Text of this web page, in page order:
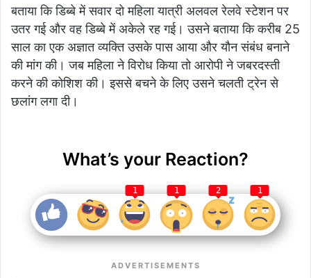
बताया कि डिब्बे में सवार दो महिला यात्री अलवल रेलवे स्टेशन पर
उतर गई और वह डिब्बे में अकेले रह गई। उसने बताया कि करीब 25
साल का एक अज्ञात व्यक्ति उसके पास आया और यौन संबंध बनाने
की मांग की। जब महिला ने विरोध किया तो आरोपी ने जबरदस्ती
करने की कोशिश की। इससे बचने के लिए उसने चलती ट्रेन से
छलांग लगा दी।
What’s your Reaction?
1 1 2 1
ADVERTISEMENTS